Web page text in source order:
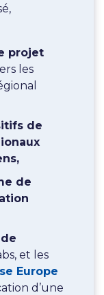
projet
les
de
de
et les
Europe
d’une